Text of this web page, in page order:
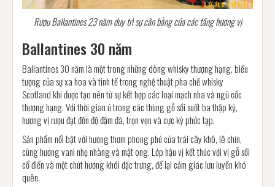
Rượu Ballantines 23 năm duy trì sự cân bằng của các tầng hương vị
Ballantines 30 năm
Ballantines 30 năm là một trong những dòng whisky thượng hạng, biểu
tượng của sự xa hoa và tinh tế trong nghệ thuật pha chế whisky
Scotland khi được tạo nên từ sự kết hợp các loại mạch nha và ngũ cốc
thượng hạng. Với thời gian ủ trong các thùng gỗ sồi suốt ba thập kỷ,
hương vị rượu đạt đến độ đậm đà, trọn vẹn và cực kỳ phức tạp.
Sản phẩm nổi bật với hương thơm phong phú của trái cây khô, lê chín,
cùng hương vani nhẹ nhàng và mật ong. Lớp hậu vị kết thúc với vị gỗ sồi
cổ điển và một chút hương khói đặc trưng, để lại cảm giác lưu luyến khó
quên.